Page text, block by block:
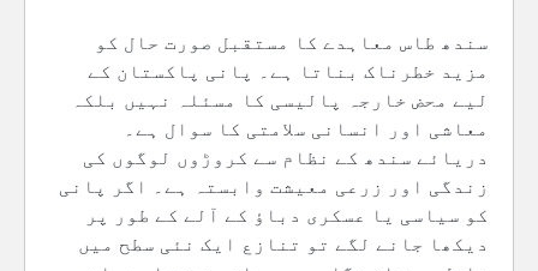
سندھ طاس معاہدے کا مستقبل صورت حال کو
مزید خطرناک بناتا ہے۔ پانی پاکستان کے
لیے محض خارجہ پالیسی کا مسئلہ نہیں بلکہ
معاشی اور انسانی سلامتی کا سوال ہے۔
دریائے سندھ کے نظام سے کروڑوں لوگوں کی
زندگی اور زرعی معیشت وابستہ ہے۔ اگر پانی
کو سیاسی یا عسکری دباؤ کے آلے کے طور پر
دیکھا جانے لگے تو تنازع ایک نئی سطح میں